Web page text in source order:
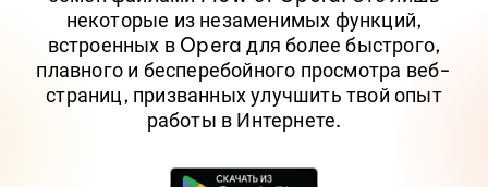
некоторые из незаменимых функций,
встроенных в Opera для более быстрого,
плавного и бесперебойного просмотра веб-
страниц, призванных улучшить твой опыт
работы в Интернете.